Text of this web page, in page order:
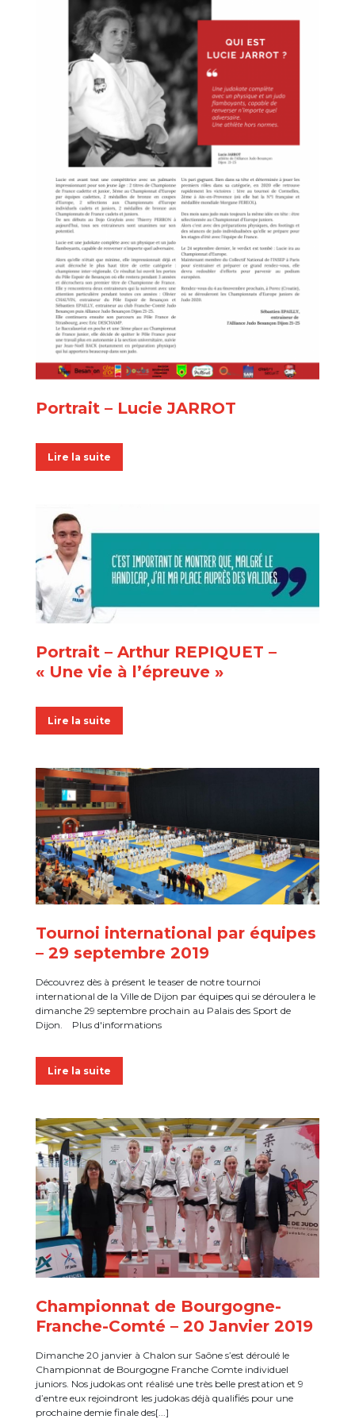
Portrait – Lucie JARROT
Lire la suite
Portrait – Arthur REPIQUET –
« Une vie à l’épreuve »
Lire la suite
Tournoi international par équipes
– 29 septembre 2019
Découvrez dès à présent le teaser de notre tournoi
international de la Ville de Dijon par équipes qui se déroulera le
dimanche 29 septembre prochain au Palais des Sport de
Dijon. Plus d'informations
Lire la suite
Championnat de Bourgogne-
Franche-Comté – 20 Janvier 2019
Dimanche 20 janvier à Chalon sur Saône s’est déroulé le
Championnat de Bourgogne Franche Comte individuel
juniors. Nos judokas ont réalisé une très belle prestation et 9
d’entre eux rejoindront les judokas déjà qualifiés pour une
prochaine demie finale des[...]